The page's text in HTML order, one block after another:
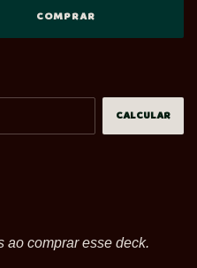
CALCULAR
comprar esse deck.